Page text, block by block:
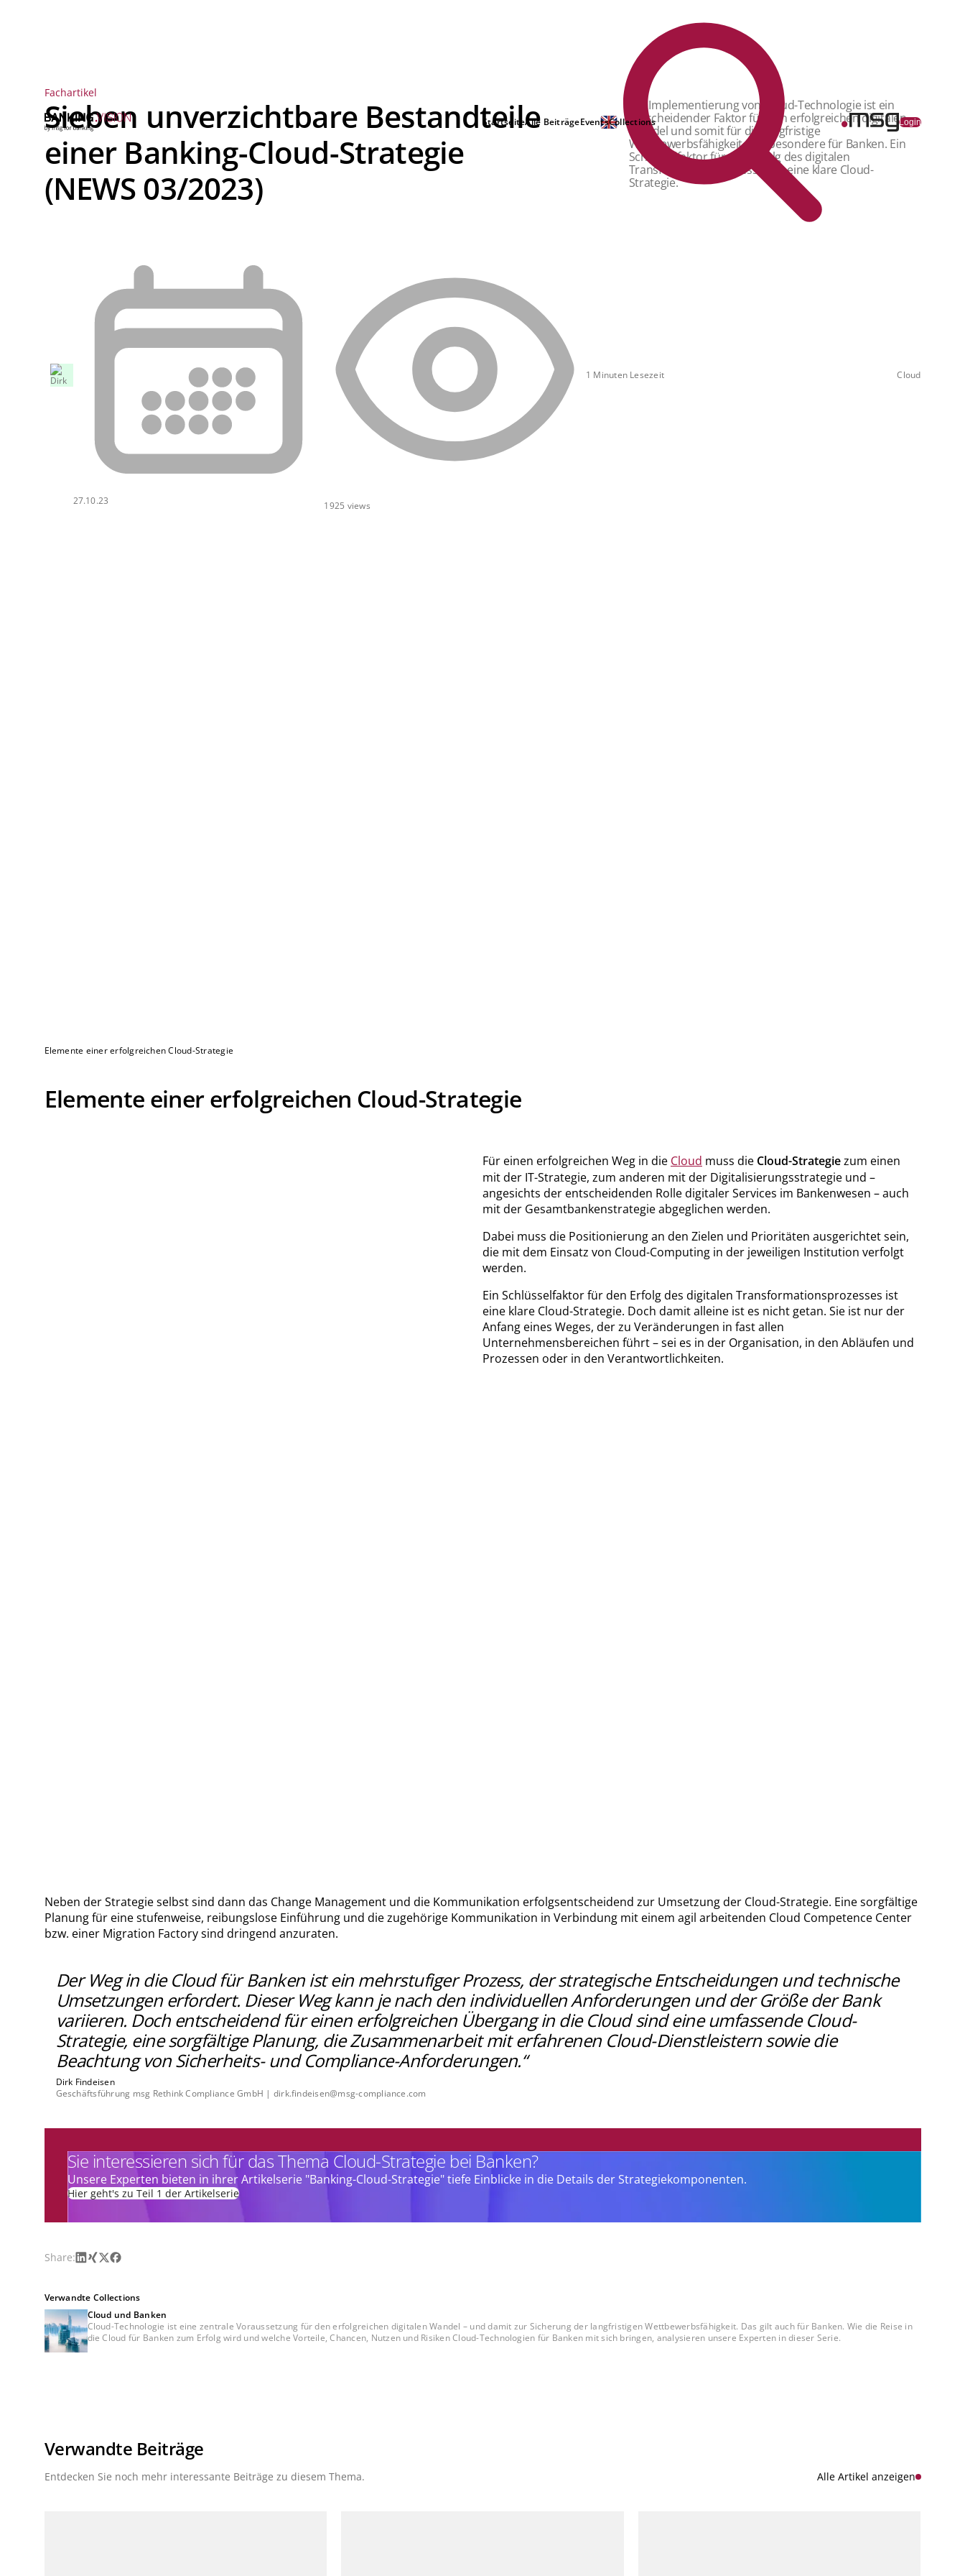
StartseiteAlle BeiträgeEventsCollections Login
Fachartikel
Sieben unverzichtbare Bestandteile
einer Banking-Cloud-Strategie
(NEWS 03/2023)
Die Implementierung von Cloud-Technologie ist ein
entscheidender Faktor für den erfolgreichen digitalen
Wandel und somit für die langfristige
Wettbewerbsfähigkeit – insbesondere für Banken. Ein
Schlüsselfaktor für den Erfolg des digitalen
Transformationsprozesses ist eine klare Cloud-
Strategie.
27.10.23 1925 views
1 Minuten Lesezeit Cloud
Elemente einer erfolgreichen Cloud-Strategie
Elemente einer erfolgreichen Cloud-Strategie
Für einen erfolgreichen Weg in die Cloud muss die Cloud-Strategiezum einen
mit der IT-Strategie, zum anderen mit der Digitalisierungsstrategie und –
angesichts der entscheidenden Rolle digitaler Services im Bankenwesen – auch
mit der Gesamtbankenstrategie abgeglichen werden.
Dabei muss die Positionierung an den Zielen und Prioritäten ausgerichtet sein,
die mit dem Einsatz von Cloud-Computing in der jeweiligen Institution verfolgt
werden.
Ein Schlüsselfaktor für den Erfolg des digitalen Transformationsprozesses ist
eine klare Cloud-Strategie. Doch damit alleine ist es nicht getan. Sie ist nur der
Anfang eines Weges, der zu Veränderungen in fast allen
Unternehmensbereichen führt – sei es in der Organisation, in den Abläufen und
Prozessen oder in den Verantwortlichkeiten.
Neben der Strategie selbst sind dann das Change Management und die Kommunikation erfolgsentscheidend zur Umsetzung der Cloud-Strategie. Eine sorgfältige
Planung für eine stufenweise, reibungslose Einführung und die zugehörige Kommunikation in Verbindung mit einem agil arbeitenden Cloud Competence Center
bzw. einer Migration Factory sind dringend anzuraten.
Der Weg in die Cloud für Banken ist ein mehrstufiger Prozess, der strategische Entscheidungen und technische
Umsetzungen erfordert. Dieser Weg kann je nach den individuellen Anforderungen und der Größe der Bank
variieren. Doch entscheidend für einen erfolgreichen Übergang in die Cloud sind eine umfassende Cloud-
Strategie, eine sorgfältige Planung, die Zusammenarbeit mit erfahrenen Cloud-Dienstleistern sowie die
Beachtung von Sicherheits- und Compliance-Anforderungen.“
Dirk Findeisen
Geschäftsführung msg Rethink Compliance GmbH | dirk.findeisen@msg-compliance.com
Sie interessieren sich für das Thema Cloud-Strategie bei Banken?
Unsere Experten bieten in ihrer Artikelserie "Banking-Cloud-Strategie" tiefe Einblicke in die Details der Strategiekomponenten.
Hier geht's zu Teil 1 der Artikelserie
Share:LinkedIn
Xing
X Facebook
Verwandte Collections
Cloud und Banken
Cloud-Technologie ist eine zentrale Voraussetzung für den erfolgreichen digitalen Wandel – und damit zur Sicherung der langfristigen Wettbewerbsfähigkeit. Das gilt auch für Banken. Wie die Reise in
die Cloud für Banken zum Erfolg wird und welche Vorteile, Chancen, Nutzen und Risiken Cloud-Technologien für Banken mit sich bringen, analysieren unsere Experten in dieser Serie.
Verwandte Beiträge
Entdecken Sie noch mehr interessante Beiträge zu diesem Thema. Alle Artikel anzeigen